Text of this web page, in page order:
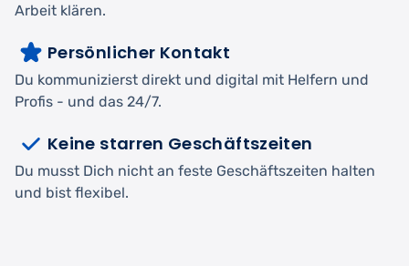
Arbeit klären.
Persönlicher Kontakt
Du kommunizierst direkt und digital mit Helfern und
Profis - und das 24/7.
Keine starren Geschäftszeiten
Du musst Dich nicht an feste Geschäftszeiten halten
und bist flexibel.